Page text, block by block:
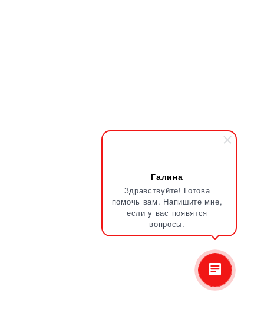
Галина
Здравствуйте! Готова
помочь вам. Напишите мне,
если у вас появятся
вопросы.